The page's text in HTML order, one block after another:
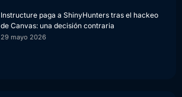
Instructure paga a ShinyHunters tras el hackeo
de Canvas: una decisión contraria
29 mayo 2026